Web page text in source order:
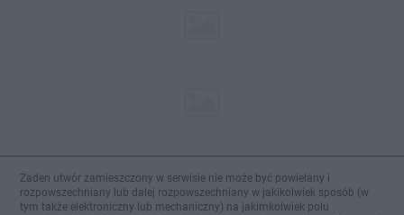
Żaden utwór zamieszczony w serwisie nie może być powielany i
rozpowszechniany lub dalej rozpowszechniany w jakikolwiek sposób (w
tym także elektroniczny lub mechaniczny) na jakimkolwiek polu